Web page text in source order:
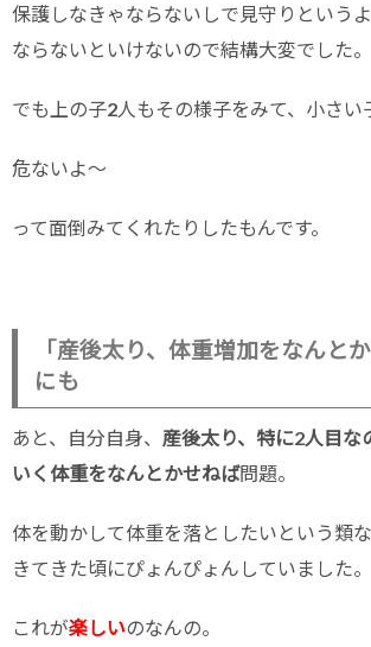
保護しなきゃならないしで見守りという
ならないといけないので結構大変でした。
でも上の子2人もその様子をみて、小さい
危ないよ〜
って面倒みてくれたりしたもんです。
「産後太り、体重増加をなんと
にも
あと、自分自身、 産後太り、特に2人目な
いく体重をなんとかせねば問題。
体を動かして体重を落としたいという類
きてきた頃にぴょんぴょんしていました。
これが楽しいのなんの。